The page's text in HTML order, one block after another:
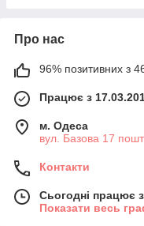
Про нас
96% позитивних з 46
Працює з
м. Одеса
вул. Базова 17
Контакти
Сьогодні працює
Показати весь